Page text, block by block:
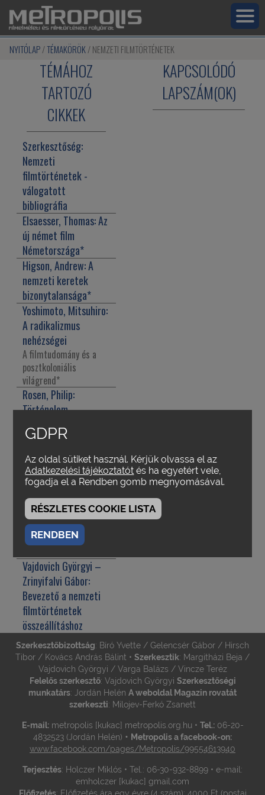
NYITÓLAP TÉMAKÖRÖK NEMZETI FILMTÖRTÉNETEK
TÉMÁHOZ
TARTOZÓ
CIKKEK
Szerkesztőség:
Nemzeti
filmtörténetek -
válogatott
bibliográfia
Elsaesser, Thomas:Az
új német film
Németországa*
Higson, Andrew:A
nemzeti keretek
bizonytalansága*
Yoshimoto, Mitsuhiro:
A radikalizmus
nehézségei
A filmtudomány és a
posztkoloniális
világrend*
Rosen, Philip:
Történelem,
textualitás, nemzet
Kracauer, Burch és a
kutatásának néhány
problémája*
Hayward, Susan:
"nemzeti" fogalmának
meghatározása egy
ország
filmművészetében*
Vajdovich Györgyi –
Zrinyifalvi Gábor:
Bevezető a nemzeti
filmtörténetek
összeállításhoz
KAPCSOLÓDÓ
LAPSZÁM(OK)
Szerkesztőbizottság: Bíró Yvette / Gelencsér Gábor / Hirsch
Tibor / Kovács András Bálint • Szerkesztik: Margitházi Beja /
Vajdovich Györgyi / Varga Balázs / Vincze Teréz
Felelős szerkesztő: Vajdovich Györgyi Szerkesztőségi
munkatárs: Jordán Helén A weboldal Magazin rovatát
szerkeszti: Milojev-Ferkó Zsanett
E-mail:metropolis [kukac] metropolis.org.hu • Tel.:06-20-
4832523 (Jordán Helén) • Metropolis a facebook-on:
www.facebook.com/pages/Metropolis/99554613940
Terjesztés: Holczer Miklós • Tel.: 06-30-932-8899 • e-mail:
emholczer [kukac] gmail.com
GDPR
Az oldal sütiket használ. Kérjük olvassa el az
Adatkezelési tájékoztatót és ha egyetért vele,
fogadja el a Rendben gomb megnyomásával.
RÉSZLETES COOKIE LISTA
RENDBEN